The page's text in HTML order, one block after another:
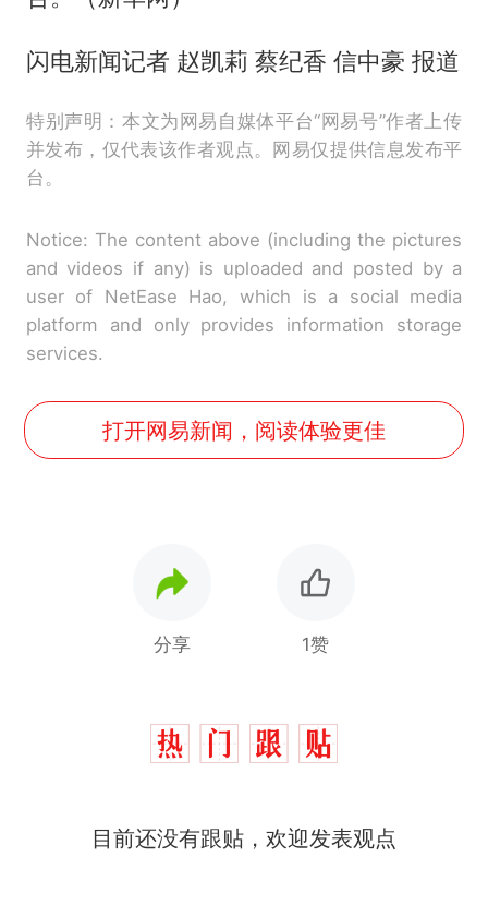
闪电新闻记者 赵凯莉 蔡纪香 信中豪 报道
特别声明：本文为网易自媒体平台“网易号”作者上传
并发布，仅代表该作者观点。网易仅提供信息发布平
台。
Notice: The content above (including the pictures
and videos if any) is uploaded and posted by a
user of NetEase Hao, which is a social media
platform and only provides information storage
services.
打开网易新闻，阅读体验更佳
分享 1赞
目前还没有跟贴，欢迎发表观点
因老师一句“跟我回家”改写了